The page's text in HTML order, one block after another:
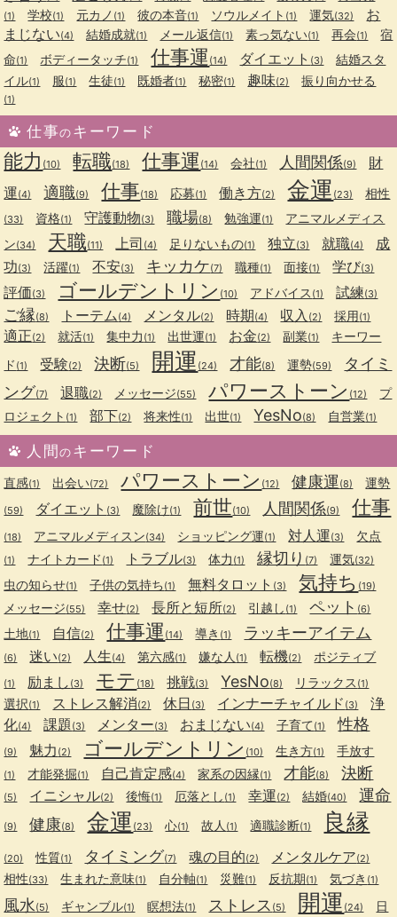
(1) 学校(1) 元カノ (1) 彼の本音(1) ソウルメイト (1) 運気(32)
お
まじない(4) 結婚成就(1) メール返信(1) 素っ気ない(1) 再会(1)
宿
命(1) ボディータッチ(1) 仕事運 (14) ダイエット (3)
結婚スタ
イル(1) 服(1) 生徒(1) 既婚者(1) 秘密(1) 趣味(2) 振り向かせる
(1)
仕事のキーワード
能力 (10) 転職(18) 仕事運 (14) 会社(1) 人間関係(9)
財
運(4) 適職(9) 仕事(18) 応募(1) 働き方(2) 金運 (23) 相性
(33) 資格(1) 守護動物(3) 職場(8) 勉強運(1)
アニマルメディス
ン(34) 天職(11) 上司 (4) 足りないもの(1) 独立(3) 就職(4)
成
功(3) 活躍(1) 不安(3) キッカケ(7) 職種(1) 面接(1) 学び(3)
評価(3) ゴールデントリン (10) アドバイス (1) 試練(3)
ご縁(8) トーテム (4) メンタル(2) 時期(4) 収入 (2) 採用(1)
適正(2) 就活(1) 集中力 (1) 出世運(1) お金(2) 副業(1)
キーワー
ド (1) 受験(2) 決断(5) 開運 (24) 才能(8) 運勢(59)
タイミ
ング(7) 退職(2) メッセージ(55) パワーストーン (12)
プ
ロジェクト (1) 部下(2) 将来性(1) 出世(1) YesNo(8) 自営業(1)
人間のキーワード
直感(1) 出会い(72) パワーストーン (12) 健康運(8) 運勢
(59) ダイエット (3) 魔除け(1) 前世(10) 人間関係(9) 仕事
(18) アニマルメディスン(34) ショッピング運(1) 対人運(3) 欠点
(1) ナイトカード (1) トラブル(3) 体力 (1) 縁切り (7) 運気(32)
虫の知らせ(1) 子供の気持ち(1) 無料タロット (3) 気持ち (19)
メッセージ(55) 幸せ(2) 長所と短所(2) 引越し (1) ペット (6)
土地(1) 自信(2) 仕事運 (14) 導き (1) ラッキーアイテム
(6) 迷い(2) 人生(4) 第六感(1) 嫌な人 (1) 転機(2) ポジティブ
(1) 励まし (3) モテ (18) 挑戦(3) YesNo(8) リラックス (1)
選択(1) ストレス解消(2) 休日 (3) インナーチャイルド (3)
浄
化(4) 課題 (3) メンター(3) おまじない(4) 子育て(1) 性格
(9) 魅力 (2) ゴールデントリン (10) 生き方(1) 手放す
(1) 才能発掘(1) 自己肯定感(4) 家系の因縁(1) 才能(8) 決断
(5) イニシャル(2) 後悔(1) 厄落とし (1) 幸運(2) 結婚(40) 運命
(9) 健康(8) 金運 (23) 心(1) 故人 (1) 適職診断(1) 良縁
(20) 性質(1) タイミング(7) 魂の目的(2) メンタルケア(2)
相性(33) 生まれた意味(1) 自分軸(1) 災難(1) 反抗期(1) 気づき (1)
風水(5) ギャンブル(1) 瞑想法(1) ストレス (5) 開運 (24)
日